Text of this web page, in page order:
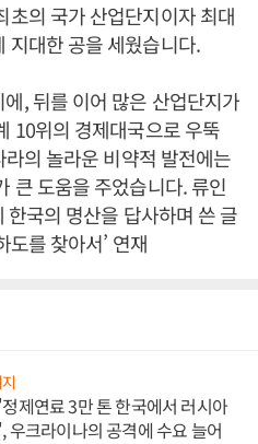
초의 국가 산업단지이자 최대
지대한 공을 세웠습니다.
, 뒤를 이어 많은 산업단지가
10위의 경제대국으로 우뚝
의 놀라운 비약적 발전에는
큰 도움을 주었습니다. 류인
국의 명산을 답사하며 쓴 글
도를 찾아서’ 연재
제연료 3만 톤 한국에서 러시아
우크라이나의 공격에 수요 늘어